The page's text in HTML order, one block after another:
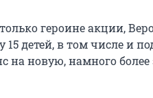
героине акции,
детей, в том числе и
на новую, намного